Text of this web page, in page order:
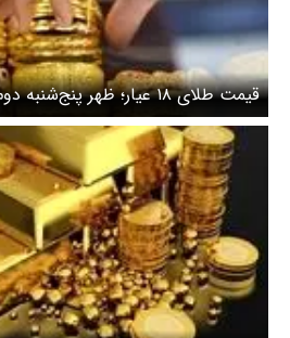
قیمت طلای ۱۸ عیار؛ ظهر پنج‌شنبه دوم اسفند